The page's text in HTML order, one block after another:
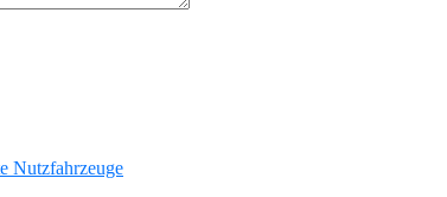
Nutzfahrzeuge